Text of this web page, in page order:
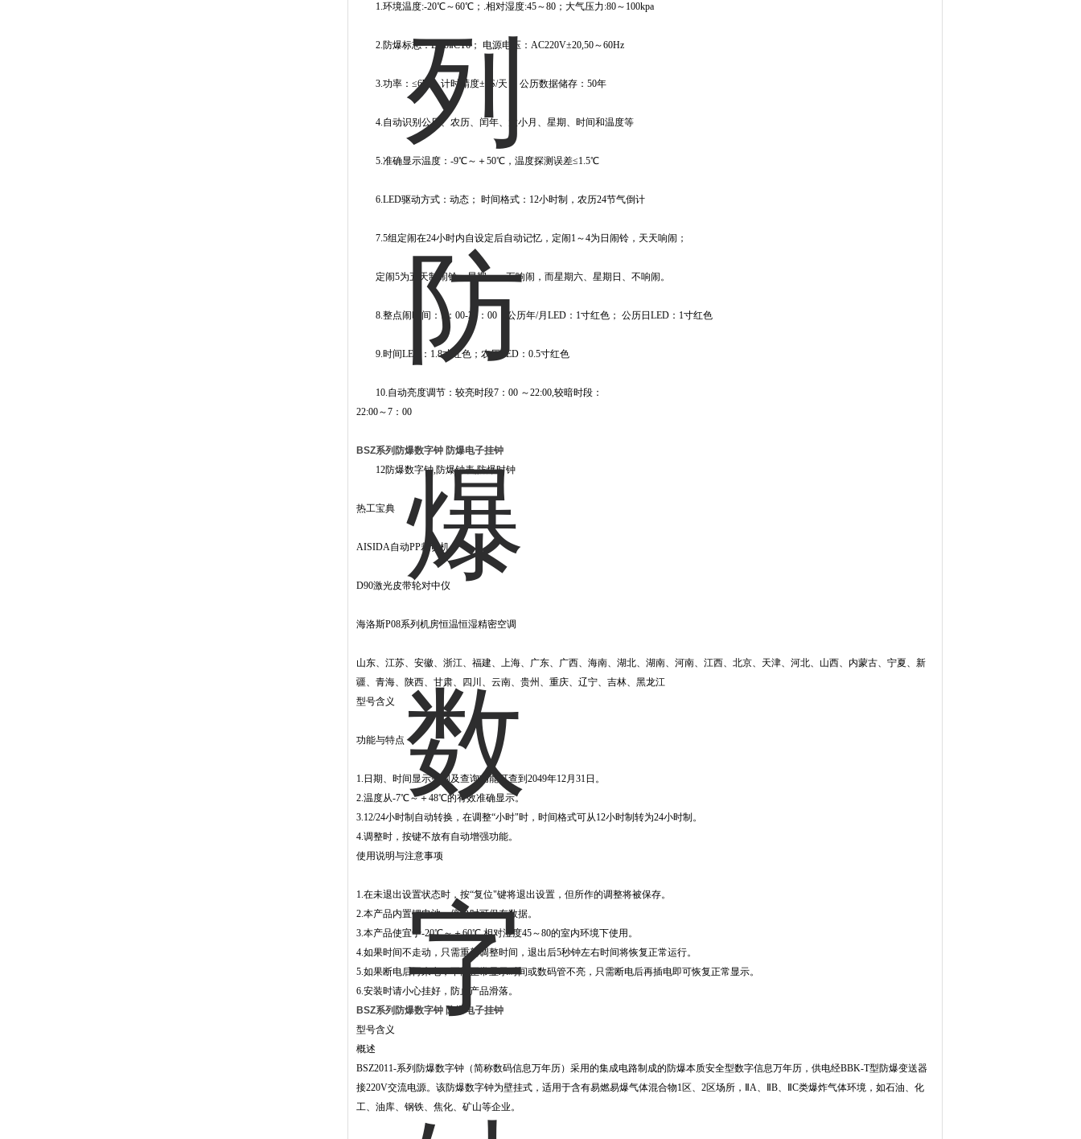
1.环境温度:-20℃～60℃；.相对湿度:45～80；大气压力:80～100kpa
2.防爆标志：ExibⅡCT6； 电源电压：AC220V±20,50～60Hz
3.功率：≤6W；计时精度±1S/天； 公历数据储存：50年
4.自动识别公历、农历、闰年、大小月、星期、时间和温度等
5.准确显示温度：-9℃～＋50℃，温度探测误差≤1.5℃
6.LED驱动方式：动态； 时间格式：12小时制，农历24节气倒计
7.5组定闹在24小时内自设定后自动记忆，定闹1～4为日闹铃，天天响闹；
定闹5为五天制闹铃，星期一～五响闹，而星期六、星期日、不响闹。
8.整点闹时间：7：00-21：00；公历年/月LED：1寸红色； 公历日LED：1寸红色
9.时间LED：1.8寸红色；农历LED：0.5寸红色
10.自动亮度调节：较亮时段7：00 ～22:00,较暗时段：
22:00～7：00
BSZ系列防爆数字钟 防爆电子挂钟
12防爆数字钟,防爆钟表,防爆时钟
热工宝典
AISIDA自动PP裁切机
D90激光皮带轮对中仪
海洛斯P08系列机房恒温恒湿精密空调
山东、江苏、安徽、浙江、福建、上海、广东、广西、海南、湖北、湖南、河南、江西、北京、天津、河北、山西、内蒙古、宁夏、新
疆、青海、陕西、甘肃、四川、云南、贵州、重庆、辽宁、吉林、黑龙江
型号含义
功能与特点
1.日期、时间显示范围及查询功能可查到2049年12月31日。
2.温度从-7℃～＋48℃的有效准确显示。
3.12/24小时制自动转换，在调整“小时"时，时间格式可从12小时制转为24小时制。
4.调整时，按键不放有自动增强功能。
使用说明与注意事项
1.在未退出设置状态时，按“复位"键将退出设置，但所作的调整将被保存。
2.本产品内置锂电池。停电时可保存数据。
3.本产品使宜于-20℃～＋60℃,相对湿度45～80的室内环境下使用。
4.如果时间不走动，只需重新调整时间，退出后5秒钟左右时间将恢复正常运行。
5.如果断电后再来电，不能正常显示时间或数码管不亮，只需断电后再插电即可恢复正常显示。
6.安装时请小心挂好，防止产品滑落。
BSZ系列防爆数字钟 防爆电子挂钟
型号含义
概述
BSZ2011-系列防爆数字钟（简称数码信息万年历）采用的集成电路制成的防爆本质安全型数字信息万年历，供电经BBK-T型防爆变送器
接220V交流电源。该防爆数字钟为壁挂式，适用于含有易燃易爆气体混合物1区、2区场所，ⅡA、ⅡB、ⅡC类爆炸气体环境，如石油、化
工、油库、钢铁、焦化、矿山等企业。